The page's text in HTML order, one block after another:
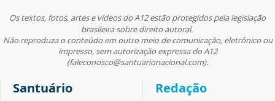
Os textos, fotos, artes e vídeos do A12 estão protegidos pela legislação
brasileira sobre direito autoral.
Não reproduza o conteúdo em outro meio de comunicação, eletrônico ou
impresso, sem autorização expressa do A12
(faleconosco@santuarionacional.com).
Santuário Redação